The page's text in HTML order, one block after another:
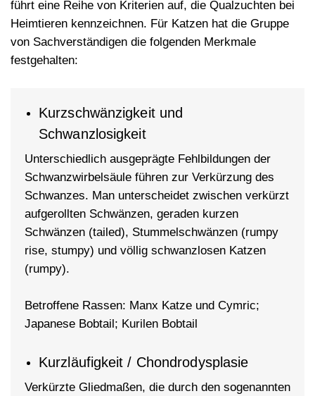
führt eine Reihe von Kriterien auf, die Qualzuchten bei
Heimtieren kennzeichnen. Für Katzen hat die Gruppe
von Sachverständigen die folgenden Merkmale
festgehalten:
Kurzschwänzigkeit und
Schwanzlosigkeit
Unterschiedlich ausgeprägte Fehlbildungen der
Schwanzwirbelsäule führen zur Verkürzung des
Schwanzes. Man unterscheidet zwischen verkürzt
aufgerollten Schwänzen, geraden kurzen
Schwänzen (tailed), Stummelschwänzen (rumpy
rise, stumpy) und völlig schwanzlosen Katzen
(rumpy).
Betroffene Rassen: Manx Katze und Cymric;
Japanese Bobtail; Kurilen Bobtail
Kurzläufigkeit / Chondrodysplasie
Verkürzte Gliedmaßen, die durch den sogenannten